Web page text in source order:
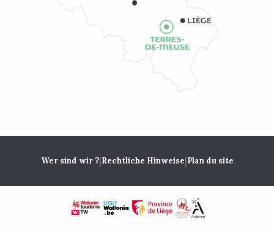
Wer sind wir ?|Rechtliche Hinweise|Plan du site